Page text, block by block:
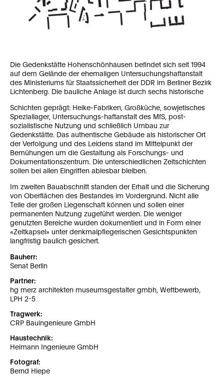
Die Gedenkstätte Hohenschönhausen befindet sich seit 1994
auf dem Gelände der ehemaligen Untersuchungshaftanstalt
des Ministeriums für Staatssicherheit der DDR im Berliner Bezirk
Lichtenberg. Die bauliche Anlage ist durch sechs historische
Schichten geprägt: Heike-Fabriken, Großküche, sowjetisches
Speziallager, Untersuchungs-haftanstalt des MfS, post-
sozialistische Nutzung und schließlich Umbau zur
Gedenkstätte. Das authentische Gebäude als historischer Ort
der Verfolgung und des Leidens stand im Mittelpunkt der
Bemühungen um die Gestaltung als Forschungs- und
Dokumentationszentrum. Die unterschiedlichen Zeitschichten
sollen bei allen Eingriffen ablesbar bleiben.
Im zweiten Bauabschnitt standen der Erhalt und die Sicherung
von Oberflächen des Bestandes im Vordergrund. Nicht alle
Teile der großen Liegenschaft können und sollen einer
permanenten Nutzung zugeführt werden. Die weniger
genutzten Bereiche wurden dokumentiert und in Form einer
«Zeitkapsel» unter denkmalpflegerischen Gesichtspunkten
langfristig baulich gesichert.
Bauherr:
Senat Berlin
Partner:
hg merz architekten museumsgestalter gmbh, Wettbewerb,
LPH 2-5
Tragwerk:
CRP Bauingenieure GmbH
Haustechnik:
Heimann Ingenieure GmbH
Fotograf:
Bernd Hiepe